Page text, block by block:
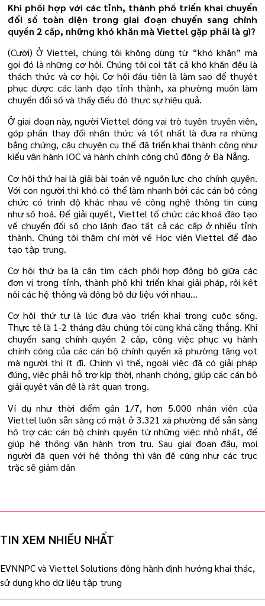
Khi phối hợp với các tỉnh, thành phố triển khai chuyển
đổi số toàn diện trong giai đoạn chuyển sang chính
quyền 2 cấp, những khó khăn mà Viettel gặp phải là gì?
(Cười) Ở Viettel, chúng tôi không dùng từ “khó khăn” mà
gọi đó là những cơ hội. Chúng tôi coi tất cả khó khăn đều là
thách thức và cơ hội. Cơ hội đầu tiên là làm sao để thuyết
phục được các lãnh đạo tỉnh thành, xã phường muốn làm
chuyển đổi số và thấy điều đó thực sự hiệu quả.
Ở giai đoạn này, người Viettel đóng vai trò tuyên truyền viên,
góp phần thay đổi nhận thức và tốt nhất là đưa ra những
bằng chứng, câu chuyện cụ thể đã triển khai thành công như
kiểu vận hành IOC và hành chính công chủ động ở Đà Nẵng.
Cơ hội thứ hai là giải bài toán về nguồn lực cho chính quyền.
Với con người thì khó có thể làm nhanh bởi các cán bộ công
chức có trình độ khác nhau về công nghệ thông tin cũng
như số hoá. Để giải quyết, Viettel tổ chức các khoá đào tạo
về chuyển đổi số cho lãnh đạo tất cả các cấp ở nhiều tỉnh
thành. Chúng tôi thậm chí mời về Học viện Viettel để đào
tạo tập trung.
Cơ hội thứ ba là cần tìm cách phối hợp đồng bộ giữa các
đơn vị trong tỉnh, thành phố khi triển khai giải pháp, rồi kết
nối các hệ thống và đồng bộ dữ liệu với nhau…
Cơ hội thứ tư là lúc đưa vào triển khai trong cuộc sống.
Thực tế là 1-2 tháng đầu chúng tôi cũng khá căng thẳng. Khi
chuyển sang chính quyền 2 cấp, công việc phục vụ hành
chính công của các cán bộ chính quyền xã phường tăng vọt
mà người thì ít đi. Chính vì thế, ngoài việc đã có giải pháp
đúng, việc phải hỗ trợ kịp thời, nhanh chóng, giúp các cán bộ
giải quyết vấn đề là rất quan trọng.
Ví dụ như thời điểm gần 1/7, hơn 5.000 nhân viên của
Viettel luôn sẵn sàng có mặt ở 3.321 xã phường để sẵn sàng
hỗ trợ các cán bộ chính quyền từ những việc nhỏ nhất, để
giúp hệ thống vận hành trơn tru. Sau giai đoạn đầu, mọi
người đã quen với hệ thống thì vấn đề cũng như các trục
trặc sẽ giảm dần
TIN XEM NHIỀU NHẨT
EVNNPC và Viettel Solutions đồng hành định hướng khai thác,
sử dụng kho dữ liệu tập trung